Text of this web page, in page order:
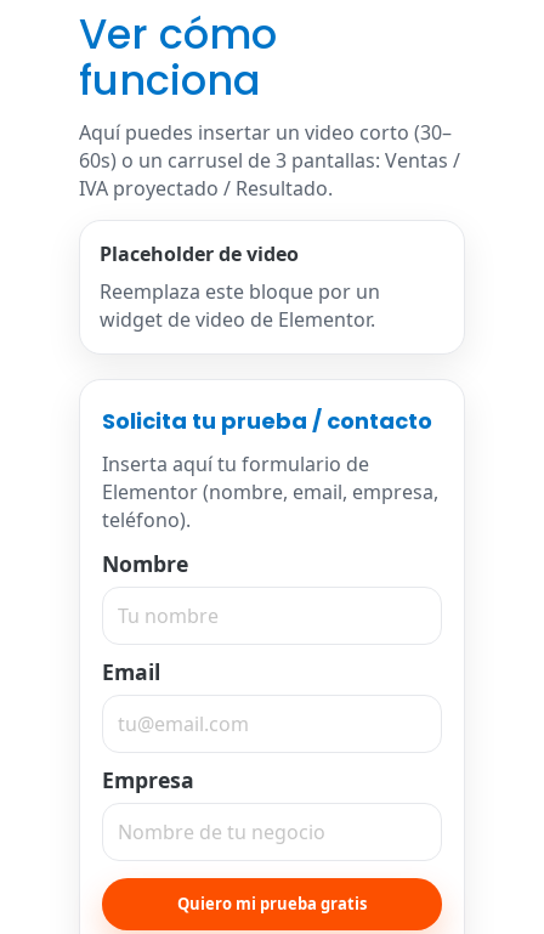
Ver cómo
funciona
Aquí puedes insertar un video corto (30–
60s) o un carrusel de 3 pantallas: Ventas /
IVA proyectado / Resultado.
Placeholder de video
Reemplaza este bloque por un
widget de video de Elementor.
Solicita tu prueba / contacto
Inserta aquí tu formulario de
Elementor (nombre, email, empresa,
teléfono).
Nombre
Email
Empresa
Quiero mi prueba gratis